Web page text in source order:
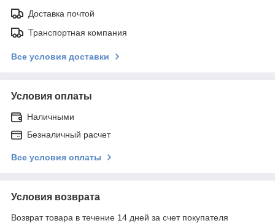
Доставка почтой
Транспортная компания
Все условия доставки
Условия оплаты
Наличными
Безналичный расчет
Все условия оплаты
Условия возврата
Возврат товара в течение 14 дней за счет покупателя